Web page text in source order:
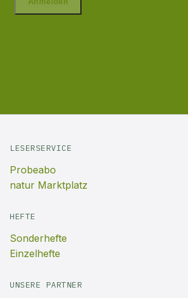
LESERSERVICE
Probeabo
natur Marktplatz
HEFTE
Sonderhefte
Einzelhefte
UNSERE PARTNER